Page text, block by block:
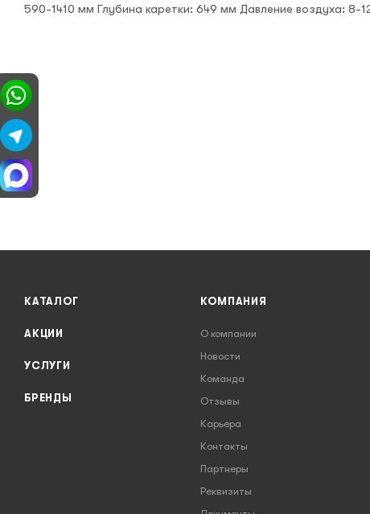
590-1410 мм Глубина каретки: 649 мм Давление воздуха:
КАТАЛОГ
АКЦИИ
УСЛУГИ
БРЕНДЫ
КОМПАНИЯ
О компании
Новости
Команда
Отзывы
Карьера
Контакты
Партнеры
Реквизиты